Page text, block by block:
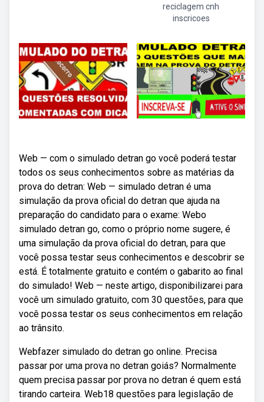
reciclagem cnh
inscricoes
Web — com o simulado detran go você poderá testar
todos os seus conhecimentos sobre as matérias da
prova do detran: Web — simulado detran é uma
simulação da prova oficial do detran que ajuda na
preparação do candidato para o exame: Webo
simulado detran go, como o próprio nome sugere, é
uma simulação da prova oficial do detran, para que
você possa testar seus conhecimentos e descobrir se
está. É totalmente gratuito e contém o gabarito ao final
do simulado! Web — neste artigo, disponibilizarei para
você um simulado gratuito, com 30 questões, para que
você possa testar os seus conhecimentos em relação
ao trânsito.
Webfazer simulado do detran go online. Precisa
passar por uma prova no detran goiás? Normalmente
quem precisa passar por prova no detran é quem está
tirando carteira. Web18 questões para legislação de